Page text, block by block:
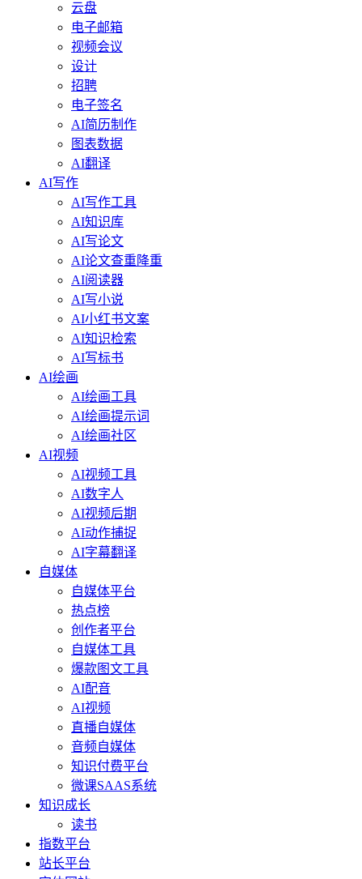
云盘
电子邮箱
视频会议
设计
招聘
电子签名
AI简历制作
图表数据
AI翻译
AI写作
AI写作工具
AI知识库
AI写论文
AI论文查重降重
AI阅读器
AI写小说
AI小红书文案
AI知识检索
AI写标书
AI绘画
AI绘画工具
AI绘画提示词
AI绘画社区
AI视频
AI视频工具
AI数字人
AI视频后期
AI动作捕捉
AI字幕翻译
自媒体
自媒体平台
热点榜
创作者平台
自媒体工具
爆款图文工具
AI配音
AI视频
直播自媒体
音频自媒体
知识付费平台
微课SAAS系统
知识成长
读书
指数平台
站长平台